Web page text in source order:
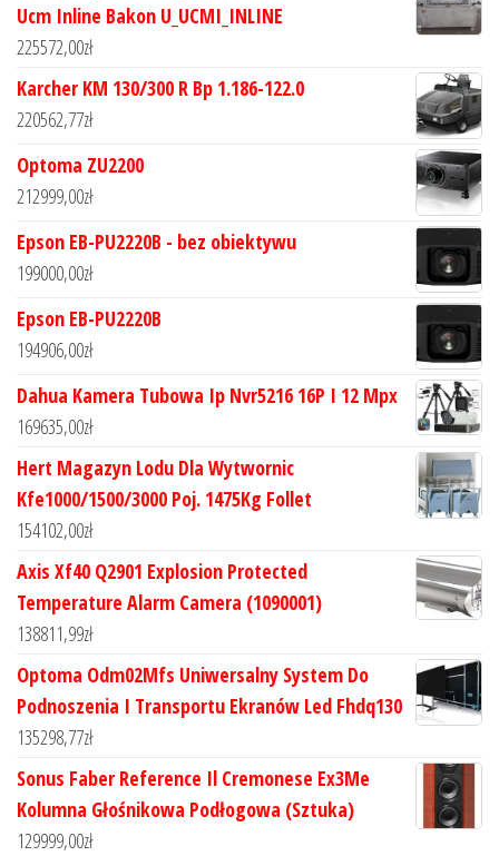
Ucm Inline Bakon U_UCMI_INLINE
225572,00zł
Karcher KM 130/300 R Bp 1.186-122.0
220562,77zł
Optoma ZU2200
212999,00zł
Epson EB-PU2220B - bez obiektywu
199000,00zł
Epson EB-PU2220B
194906,00zł
Dahua Kamera Tubowa Ip Nvr5216 16P I 12 Mpx
169635,00zł
Hert Magazyn Lodu Dla Wytwornic
Kfe1000/1500/3000 Poj. 1475Kg Follet
154102,00zł
Axis Xf40 Q2901 Explosion Protected
Temperature Alarm Camera (1090001)
138811,99zł
Optoma Odm02Mfs Uniwersalny System Do
Podnoszenia I Transportu Ekranów Led Fhdq130
135298,77zł
Sonus Faber Reference Il Cremonese Ex3Me
Kolumna Głośnikowa Podłogowa (Sztuka)
129999,00zł